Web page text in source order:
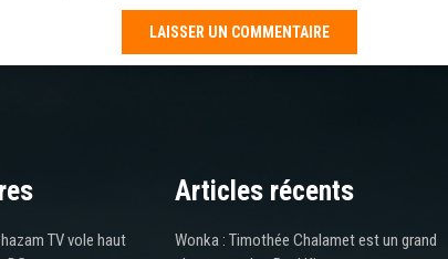
TV vole haut
Articles récents
Wonka : Timothée Chalamet est un grand